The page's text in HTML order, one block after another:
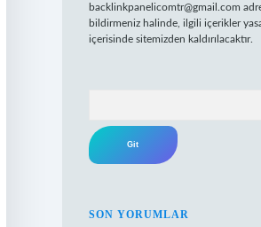
backlinkpanelicomtr@gmail.com
bildirmeniz halinde, ilgili içerikler
içerisinde sitemizden kaldırılacaktır.
SON YORUMLAR